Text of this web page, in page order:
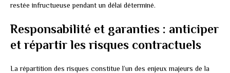
restée infructueuse pendant un délai déterminé.
Responsabilité et garanties : anticiper
et répartir les risques contractuels
La répartition des risques constitue l’un des enjeux majeurs de la